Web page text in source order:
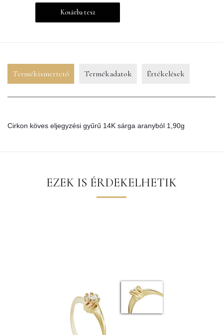
Kosárba tesz
Termékismertető Termékadatok Értékelések
Cirkon köves eljegyzési gyűrű 14K sárga aranyból 1,90g
EZEK IS ÉRDEKELHETIK